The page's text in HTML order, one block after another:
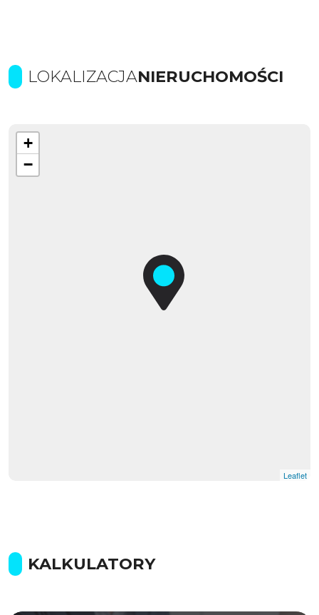
LOKALIZACJANIERUCHOMOŚCI
+
−
Leaflet
KALKULATORY